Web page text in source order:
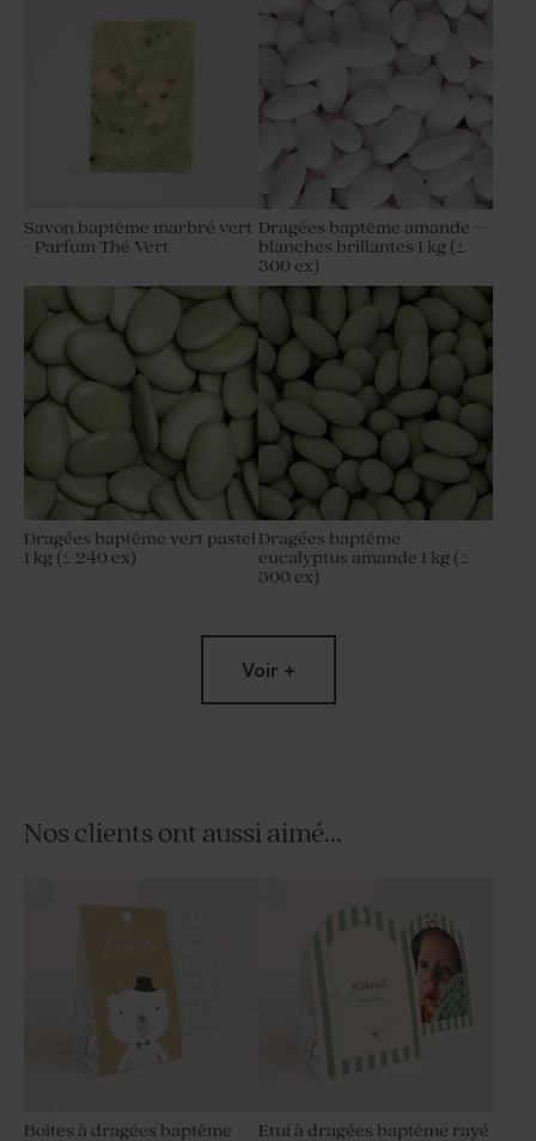
Savon baptême marbré vert
- Parfum Thé Vert
Dragées baptême amande –
blanches brillantes 1 kg (±
300 ex)
Dragées baptême vert pastel
1 kg (± 240 ex)
Dragées baptême
eucalyptus amande 1 kg (±
300 ex)
Voir +
Nos clients ont aussi aimé...
Boîtes à dragées baptême
Etui à dragées baptême rayé